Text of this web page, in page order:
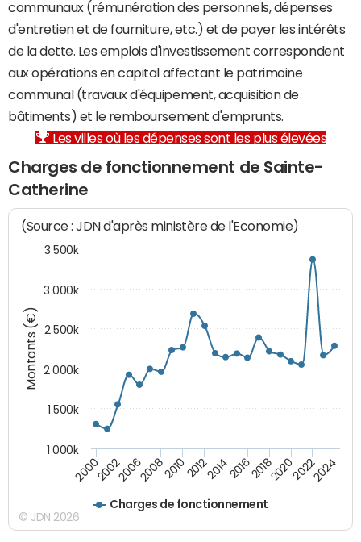
communaux (rémunération des personnels, dépenses
d'entretien et de fourniture, etc.) et de payer les intérêts
de la dette. Les emplois d'investissement correspondent
aux opérations en capital affectant le patrimoine
communal (travaux d'équipement, acquisition de
bâtiments) et le remboursement d'emprunts.
Les villes où les dépenses sont les plus élevées
Charges de fonctionnement de Sainte-
Catherine
Montants (€)
(Source : JDN d'après ministère de l'Economie)
Charges de fonctionnement
200020022006200820102012201420162018202020222024
1 000k
1 500k
2 000k
2 500k
3 000k
3 500k
© JDN 2026